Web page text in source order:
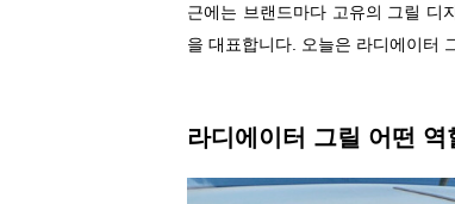
근에는 브랜드마다 고유의 그릴 디
을 대표합니다. 오늘은 라디에이터
라디에이터 그릴 어떤 역